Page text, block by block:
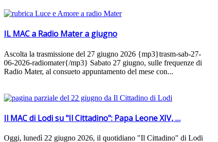
IL MAC a Radio Mater a giugno
Ascolta la trasmissione del 27 giugno 2026 {mp3}trasm-sab-27-
06-2026-radiomater{/mp3} Sabato 27 giugno, sulle frequenze di
Radio Mater, al consueto appuntamento del mese con...
Il MAC di Lodi su "Il Cittadino": Papa Leone XIV, …
Oggi, lunedì 22 giugno 2026, il quotidiano "Il Cittadino" di Lodi